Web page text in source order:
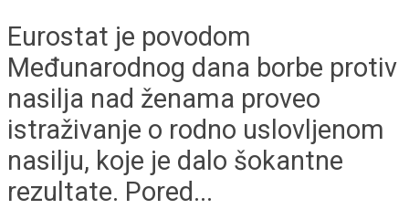
Eurostat je povodom
Međunarodnog dana borbe protiv
nasilja nad ženama proveo
istraživanje o rodno uslovljenom
nasilju, koje je dalo šokantne
rezultate. Pored...